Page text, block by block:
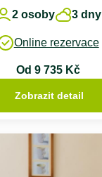
2 osoby 3 dny
Online rezervace
Od 9 735 Kč
Zobrazit detail